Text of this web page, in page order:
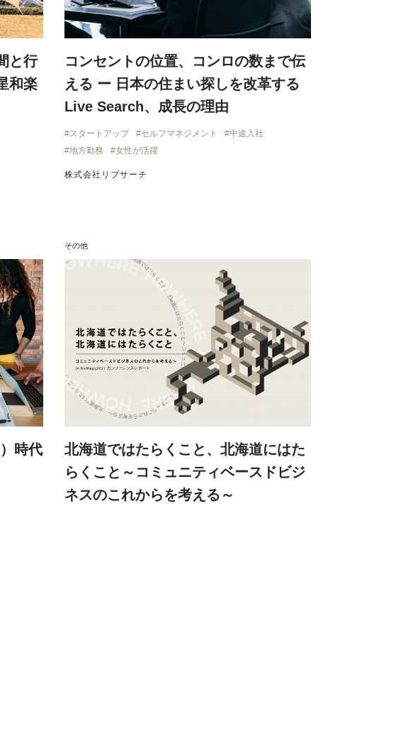
と行
和楽
コンセントの位置、コンロの数まで伝
える ー 日本の住まい探しを改革する
Live Search、成長の理由
スタートアップ セルフマネジメント
中途入社
地方勤務
女性が活躍
株式会社リブサーチ
時代
その他
北海道ではたらくこと、北海道にはた
らくこと～コミュニティベースドビジ
ネスのこれからを考える～